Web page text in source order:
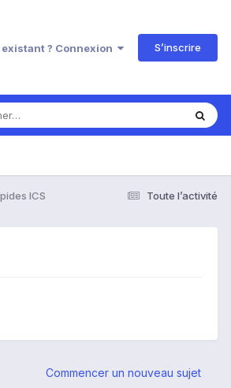
? Connexion S’inscrire
Toute l’activité
ICS
Commencer un nouveau sujet